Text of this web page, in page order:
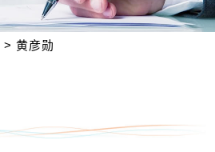
>黄彦勋